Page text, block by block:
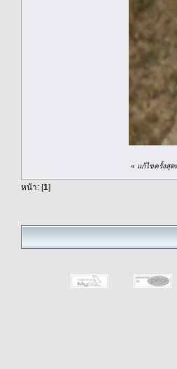
« แก้ไขครั้งสุ
หน้า: [1]